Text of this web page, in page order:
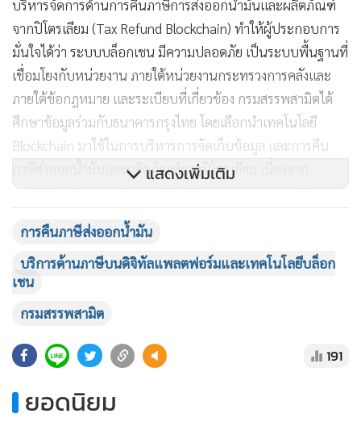
บริหารจัดการด้านการคืนภาษีการส่งออกน้ำมันและผลิตภัณฑ์
จากปิโตรเลียม (Tax Refund Blockchain) ทำให้ผู้ประกอบการ
มั่นใจได้ว่า ระบบบล็อกเชน มีความปลอดภัย เป็นระบบพื้นฐานที่
เชื่อมโยงกับหน่วยงาน ภายใต้หน่วยงานกระทรวงการคลังและ
ภายใต้ข้อกฎหมาย และระเบียบที่เกี่ยวข้อง กรมสรรพสามิตได้
ศึกษาข้อมูลร่วมกับธนาคารกรุงไทย โดยเลือกนำเทคโนโลยี
Blockchain มาใช้ในการบริหารการจัดเก็บข้อมูล และการคืน
ภาษีส่งออกน้ำมันและผลิตภัณฑ์จากปิโตรเลียม เนื่องจาก
เทคโนโลยีบล็อกเชนมีคุณสมบัติที่ช่วยเพิ่มประสิทธิภาพในการ
ถูกต้องจากแหล่งที่มาตั้งแต่สินค้าน้ำมันออกจากโรงอุตสาหกรรม
ไปยังคลังเก็บสินค้า จนถึงกระบวนการส่งออกไปยังประเทศปลาย
ทาง ซึ่งขั้นตอนทั้งหมดสามารถตรวจสอบสถานะได้ตั้งแต่การยื่น
ขอคืนภาษีจนกระทั่งได้รับภาษีคืน ซึ่งจะช่วยลดขั้นตอนการตรวจ
เทคโนโลยีบล็อกเชนช่วยให้กระบวนการในการคืนภาษีรวดเร็ว
เก็บภาษีน้ำมันเพื่อการส่งออกได้เป็นอย่างดี
แสดงเพิ่มเติม
การคืนภาษีส่งออกน้ำมัน
บริการด้านภาษีบนดิจิทัลแพลตฟอร์มและเทคโนโลยีบล็อก
เชน
กรมสรรพสามิต
191
ยอดนิยม